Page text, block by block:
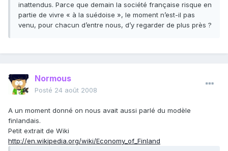
inattendus. Parce que demain la société française risque en
partie de vivre « à la suédoise », le moment n’est-il pas
venu, pour chacun d’entre nous, d’y regarder de plus près ?
Normous
Posté 24 août 2008
A un moment donné on nous avait aussi parlé du modèle
finlandais.
Petit extrait de Wiki
http://en.wikipedia.org/wiki/Economy_of_Finland